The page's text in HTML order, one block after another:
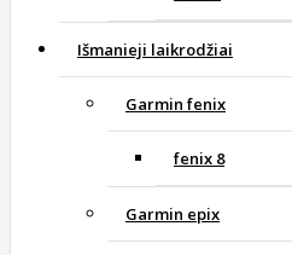
Išmanieji laikrodžiai
Garmin fenix
fenix 8
Garmin epix